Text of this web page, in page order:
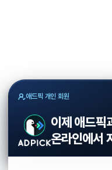
애드픽 개인 회원
이제 애드픽
온라인에서